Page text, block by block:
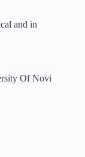
and in
Of Novi